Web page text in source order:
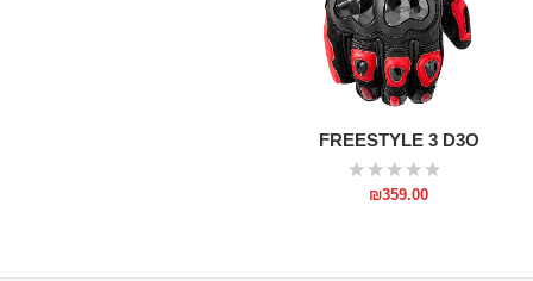
FREESTYLE 3 D3O
₪359.00